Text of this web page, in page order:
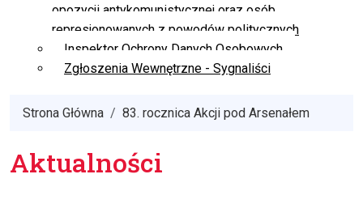
opozycji antykomunistycznej oraz osób
represjonowanych z powodów politycznych
Inspektor Ochrony Danych Osobowych
Zgłoszenia Wewnętrzne - Sygnaliści
Strona Główna 83. rocznica Akcji pod Arsenałem
Aktualności